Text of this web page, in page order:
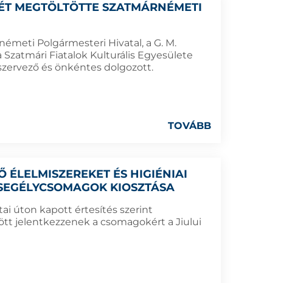
MEGTÖLTÖTTE SZATMÁRNÉMETI
Polgármesteri Hivatal, a G. M.
Fiatalok Kulturális Egyesülete
és önkéntes dolgozott.
TOVÁBB
ÉLELMISZEREKET ÉS HIGIÉNIAI
KIOSZTÁSA
úton kapott értesítés szerint
jelentkezzenek a csomagokért a Jiului